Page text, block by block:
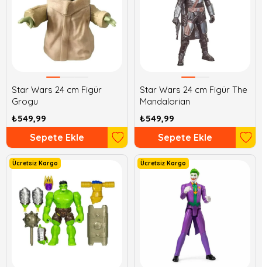
Star Wars 24 cm Figür
Grogu
₺549,99
Sepete Ekle
Star Wars 24 cm Figür The
Mandalorian
₺549,99
Sepete Ekle
Ücretsiz Kargo Ücretsiz Kargo